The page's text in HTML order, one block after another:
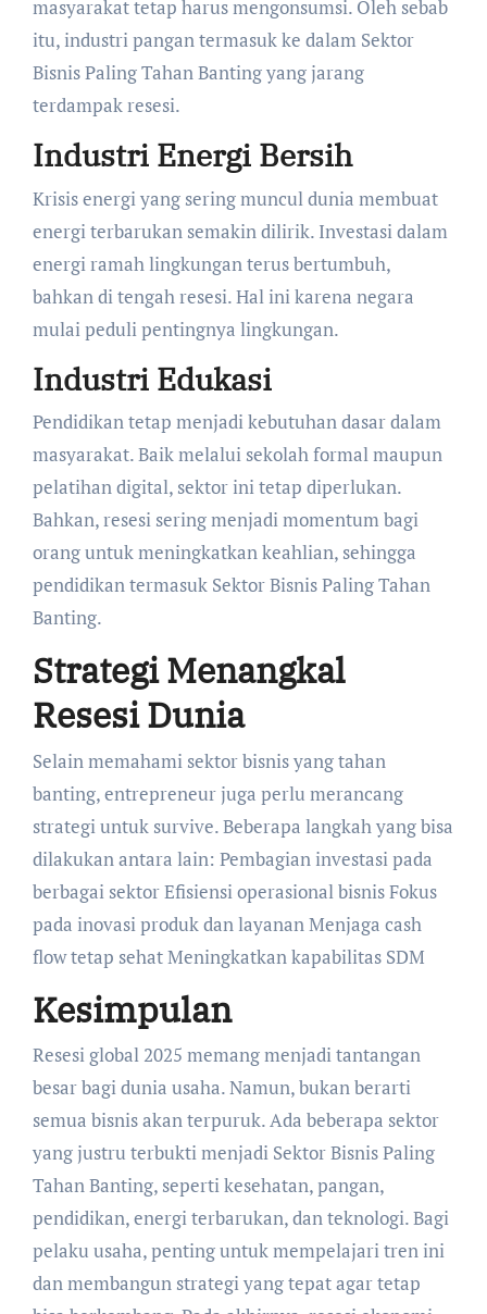
masyarakat tetap harus mengonsumsi. Oleh sebab
itu, industri pangan termasuk ke dalam Sektor
Bisnis Paling Tahan Banting yang jarang
terdampak resesi.
Industri Energi Bersih
Krisis energi yang sering muncul dunia membuat
energi terbarukan semakin dilirik. Investasi dalam
energi ramah lingkungan terus bertumbuh,
bahkan di tengah resesi. Hal ini karena negara
mulai peduli pentingnya lingkungan.
Industri Edukasi
Pendidikan tetap menjadi kebutuhan dasar dalam
masyarakat. Baik melalui sekolah formal maupun
pelatihan digital, sektor ini tetap diperlukan.
Bahkan, resesi sering menjadi momentum bagi
orang untuk meningkatkan keahlian, sehingga
pendidikan termasuk Sektor Bisnis Paling Tahan
Banting.
Strategi Menangkal
Resesi Dunia
Selain memahami sektor bisnis yang tahan
banting, entrepreneur juga perlu merancang
strategi untuk survive. Beberapa langkah yang bisa
dilakukan antara lain: Pembagian investasi pada
berbagai sektor Efisiensi operasional bisnis Fokus
pada inovasi produk dan layanan Menjaga cash
flow tetap sehat Meningkatkan kapabilitas SDM
Kesimpulan
Resesi global 2025 memang menjadi tantangan
besar bagi dunia usaha. Namun, bukan berarti
semua bisnis akan terpuruk. Ada beberapa sektor
yang justru terbukti menjadi Sektor Bisnis Paling
Tahan Banting, seperti kesehatan, pangan,
pendidikan, energi terbarukan, dan teknologi. Bagi
pelaku usaha, penting untuk mempelajari tren ini
dan membangun strategi yang tepat agar tetap